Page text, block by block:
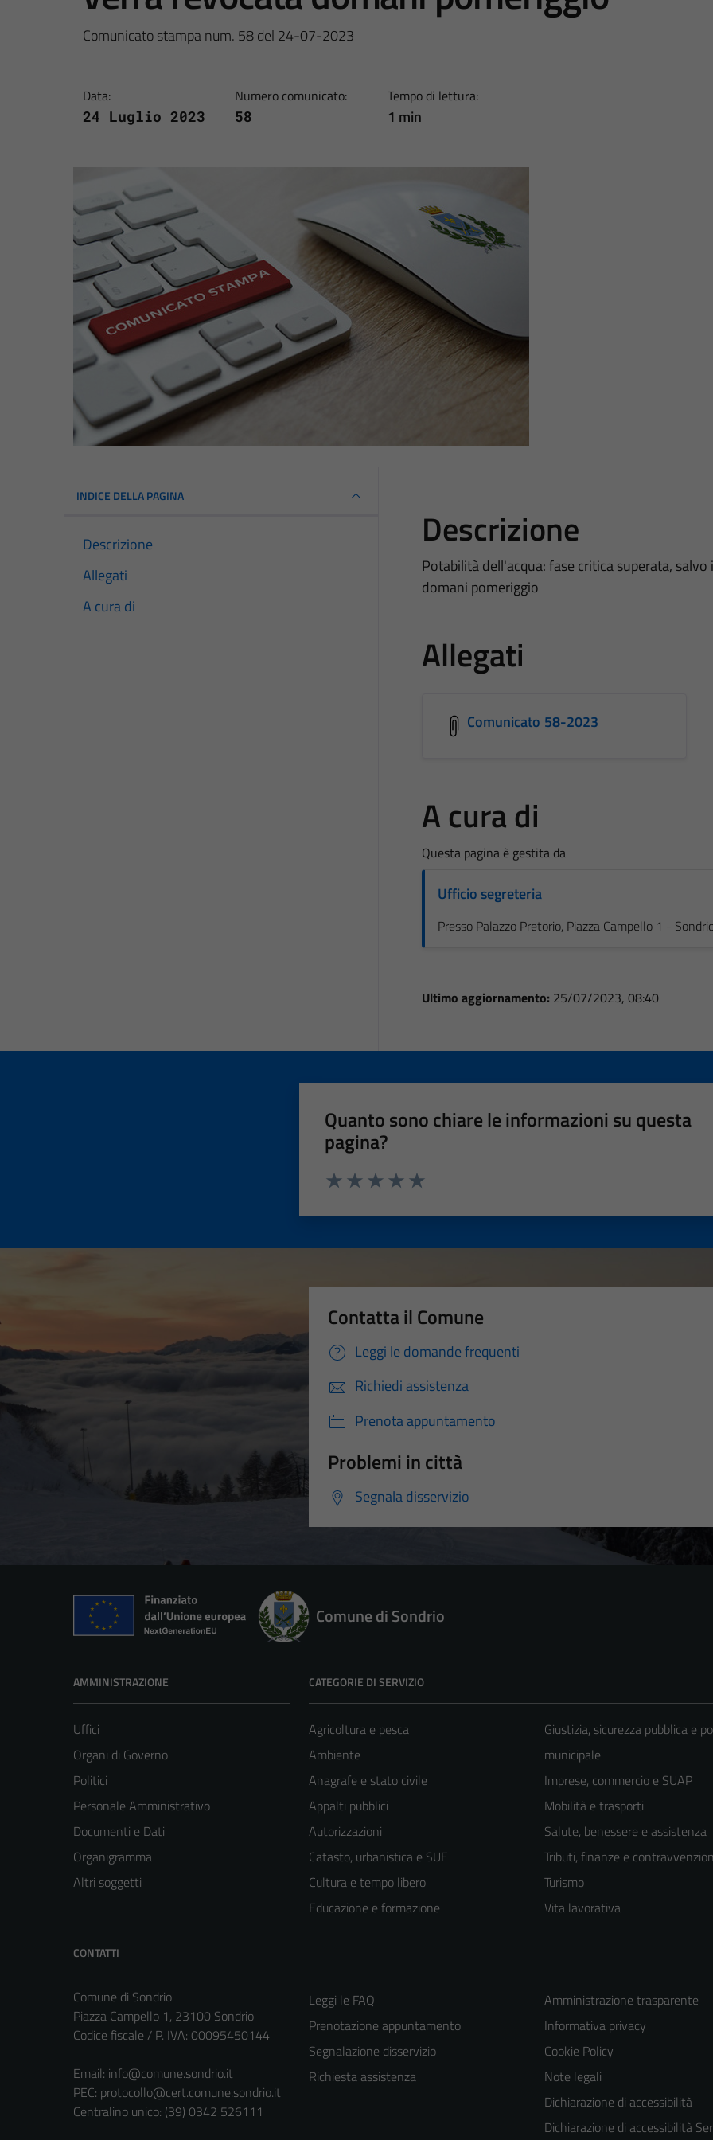
Comunicato stampa num. 58 del 24-07-2023
Data:
24 Luglio 2023
Numero comunicato:
58
Tempo di lettura:
1 min
INDICE DELLA PAGINA
Descrizione
Allegati
A cura di
Descrizione
Potabilità dell'acqua: fase critica superata,
domani pomeriggio
Allegati
Comunicato 58-2023
A cura di
Questa pagina è gestita da
Ufficio segreteria
Presso Palazzo Pretorio, Piazza Campello 1 -
Ultimo aggiornamento: 25/07/2023, 08:40
Quanto sono chiare le informazioni su questa
pagina?
Contatta il Comune
Leggi le domande frequenti
Richiedi assistenza
Prenota appuntamento
Problemi in città
Segnala disservizio
Comune di Sondrio
AMMINISTRAZIONE
Uffici
Organi di Governo
Politici
Personale Amministrativo
Documenti e Dati
Organigramma
Altri soggetti
CATEGORIE DI SERVIZIO
Agricoltura e pesca
Ambiente
Anagrafe e stato civile
Appalti pubblici
Autorizzazioni
Catasto, urbanistica e SUE
Cultura e tempo libero
Educazione e formazione
Giustizia, sicurezza pubblica e
municipale
Imprese, commercio e SUAP
Mobilità e trasporti
Salute, benessere e assistenza
Tributi, finanze e
Turismo
Vita lavorativa
CONTATTI
Comune di Sondrio
Piazza Campello 1, 23100 Sondrio
Codice fiscale / P. IVA: 00095450144
Email: info@comune.sondrio.it
PEC: protocollo@cert.comune.sondrio.it
Centralino unico: (39) 0342 526111
Leggi le FAQ
Prenotazione appuntamento
Segnalazione disservizio
Richiesta assistenza
Amministrazione trasparente
Informativa privacy
Cookie Policy
Note legali
Dichiarazione di accessibilità
Dichiarazione di accessibilità